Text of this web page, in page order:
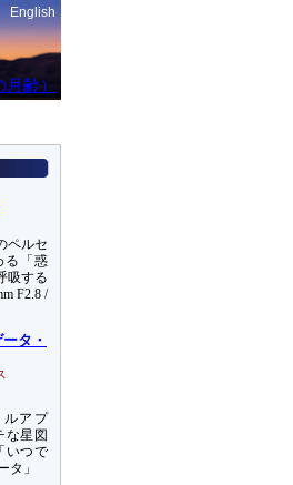
English
ペルセ
る「惑
吸する
F2.8 /
タ・
アプ
な星図
いつで
タ」